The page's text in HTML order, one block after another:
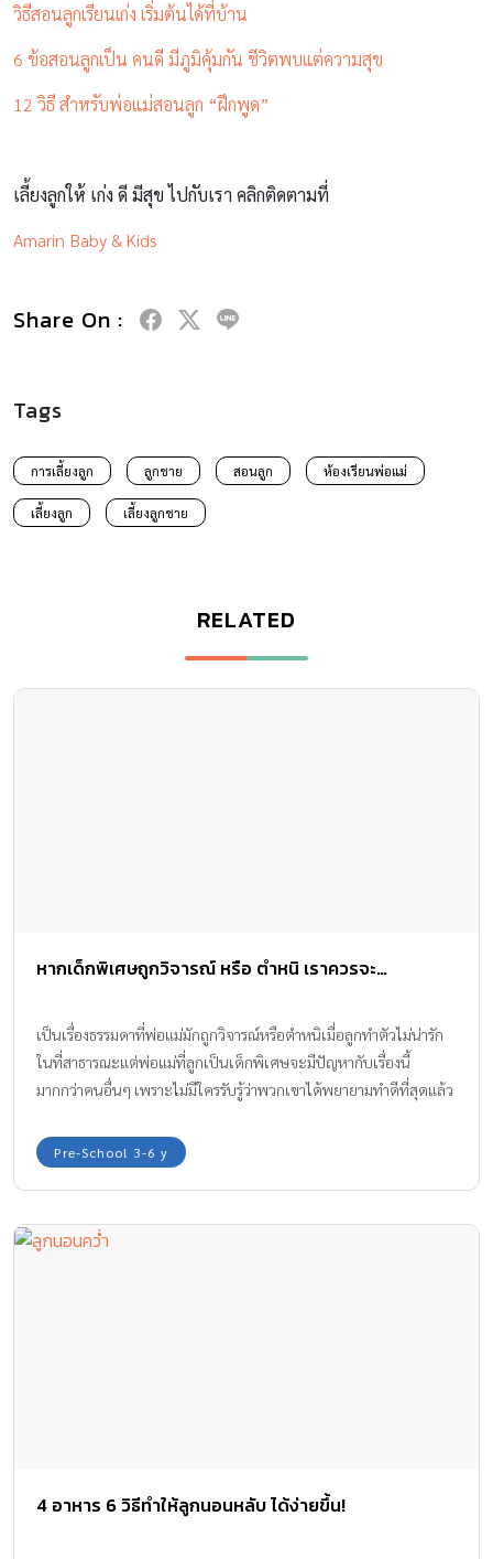
วิธีสอนลูกเรียนเก่ง เริ่มต้นได้ที่บ้าน
6 ข้อสอนลูกเป็น คนดี มีภูมิคุ้มกัน ชีวิตพบแต่ความสุข
12 วิธี สำหรับพ่อแม่สอนลูก “ฝึกพูด”
เลี้ยงลูกให้ เก่ง ดี มีสุข ไปกับเรา คลิกติดตามที่
Amarin Baby & Kids
Share On :
Tags
การเลี้ยงลูก ลูกชาย สอนลูก ห้องเรียนพ่อแม่
เลี้ยงลูก เลี้ยงลูกชาย
RELATED
หากเด็กพิเศษถูกวิจารณ์ หรือ ตำหนิ เราควรจะ…
เป็นเรื่องธรรมดาที่พ่อแม่มักถูกวิจารณ์หรือตำหนิเมื่อลูกทำตัวไม่น่ารัก
ในที่สาธารณะแต่พ่อแม่ที่ลูกเป็นเด็กพิเศษจะมีปัญหากับเรื่องนี้
มากกว่าคนอื่นๆ เพราะไม่มีใครรับรู้ว่าพวกเขาได้พยายามทำดีที่สุดแล้ว
Pre-School 3-6 y
4 อาหาร 6 วิธีทำให้ลูกนอนหลับ ได้ง่ายขึ้น!